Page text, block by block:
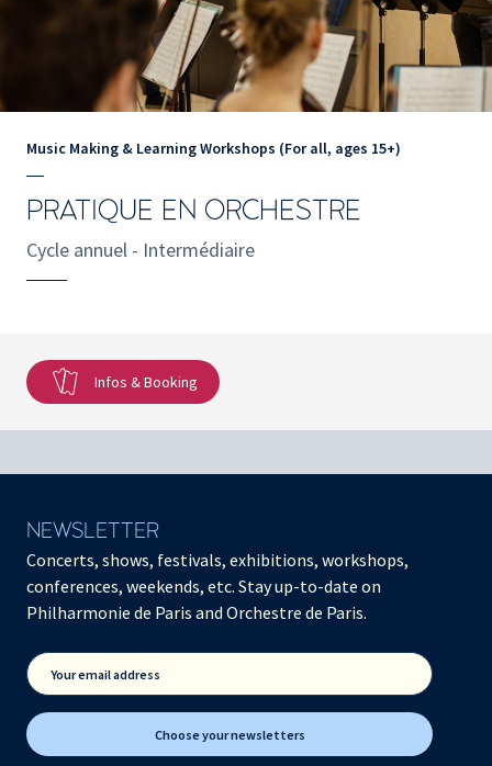
Music Making & Learning Workshops (For all, ages 15+)
PRATIQUE EN ORCHESTRE
Cycle annuel - Intermédiaire
Infos & Booking
NEWSLETTER
Concerts, shows, festivals, exhibitions, workshops,
conferences, weekends, etc. Stay up-to-date on
Philharmonie de Paris and Orchestre de Paris.
Your email address
Choose your newsletters